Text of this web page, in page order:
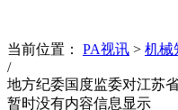
当前位置： PA视讯 > 机械
/
地方纪委国度监委对江苏
暂时没有内容信息显示